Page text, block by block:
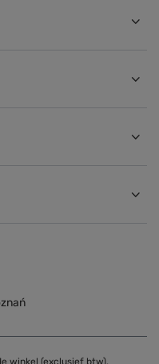
winkel (exclusief btw).